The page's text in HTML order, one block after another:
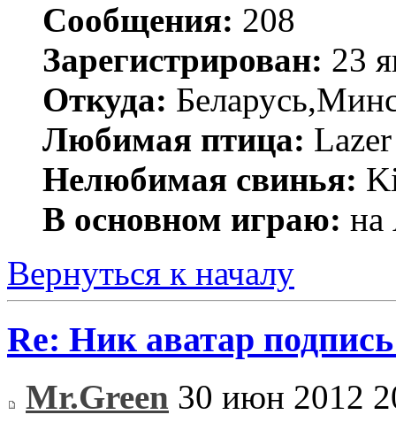
Сообщения: 208
Зарегистрирован: 23
Откуда:
Любимая птица:
Нелюбимая свинья:
В основном играю: на
Вернуться к началу
Re: Ник аватар
Mr.Green 30 июн 2012